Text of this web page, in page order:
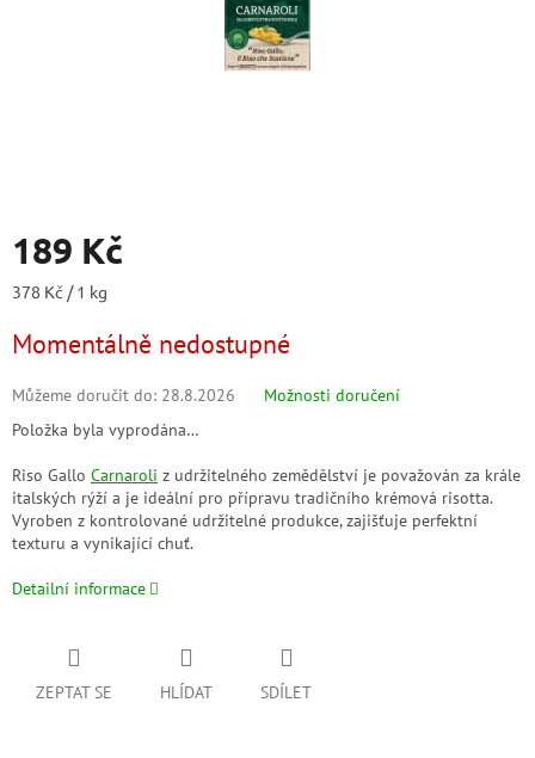
189 Kč
Měrná
378 Kč / 1 kg
Momentálně nedostupné
Můžeme doručit do: 28.8.2026
Možnosti doručení
Položka byla vyprodána…
Riso Gallo Carnaroli z udržitelného zemědělství je považován za krále
italských rýží a je ideální pro přípravu tradičního krémová risotta.
Vyroben z kontrolované udržitelné produkce, zajišťuje perfektní
texturu a vynikající chuť.
Detailní informace
ZEPTAT SE HLÍDAT SDÍLET